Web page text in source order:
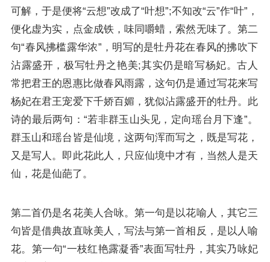
可解，于是便将“云想”改成了“叶想”;不知改“云”作“叶”，
便化虚为实，点金成铁，味同嚼蜡，索然无味了。第二
句“春风拂槛露华浓”，明写的是牡丹花在春风的拂吹下
沾露盛开，极写牡丹之艳美;其实仍是暗写杨妃。古人
常把君王的恩惠比做春风雨露，这句仍是通过写花来写
杨妃在君王宠爱下千娇百媚，犹似沾露盛开的牡丹。此
诗的最后两句：“若非群玉山头见，定向瑶台月下逢”。
群玉山和瑶台皆是仙境，这两句浑而写之，既是写花，
又是写人。即此花此人，只应仙境中才有，当然人是天
仙，花是仙葩了。
第二首仍是名花美人合咏。第一句是以花喻人，其它三
句皆是借典故直咏美人，写法与第一首相反，是以人喻
花。第一句“一枝红艳露凝香”表面写牡丹，其实乃咏妃